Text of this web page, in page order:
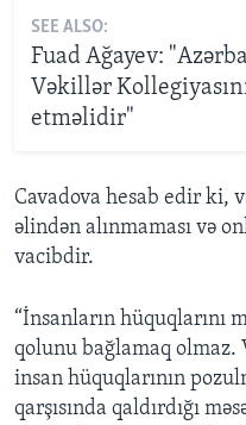
SEE ALSO:
Fuad Ağayev:
Vəkillər
etməlidir"
Cavadova hesab edir
əlindən alınmaması və
vacibdir.
“İnsanların hüquqlarını
qolunu bağlamaq olmaz.
insan hüquqlarının
qarşısında qaldırdığı